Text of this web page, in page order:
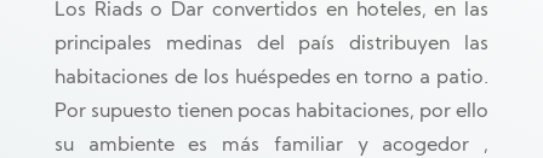
Los Riads o Dar convertidos en hoteles, en las
principales medinas del país distribuyen las
habitaciones de los huéspedes en torno a patio.
Por supuesto tienen pocas habitaciones, por ello
su ambiente es más familiar y acogedor ,